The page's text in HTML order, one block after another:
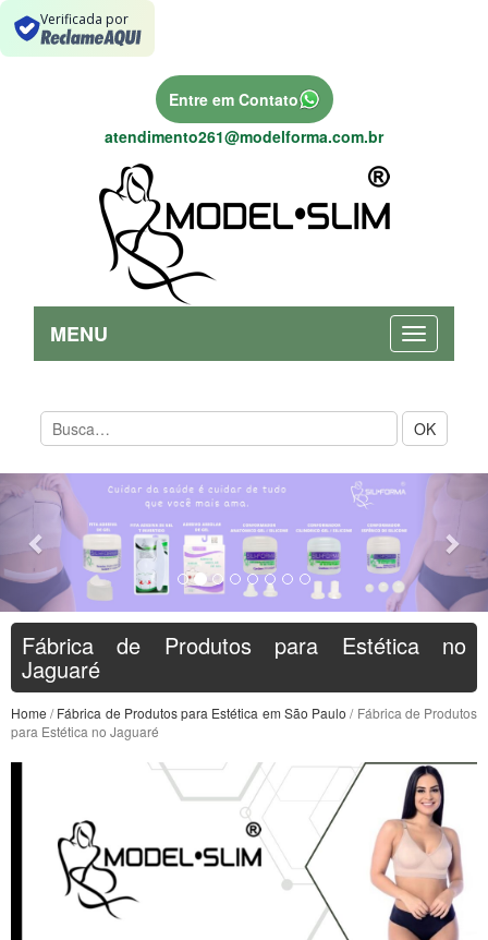
Verificada por
Entre em Contato
atendimento261@modelforma.com.br
MENU
OK
Previous
Fábrica de Produtos para Estética no
Jaguaré
Home /Fábrica de Produtos para Estética em São Paulo / Fábrica de Produtos
para Estética no Jaguaré